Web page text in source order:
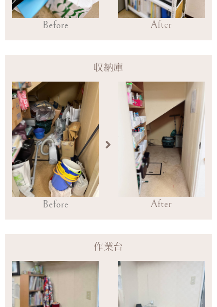
Before After
収納庫
Before After
作業台